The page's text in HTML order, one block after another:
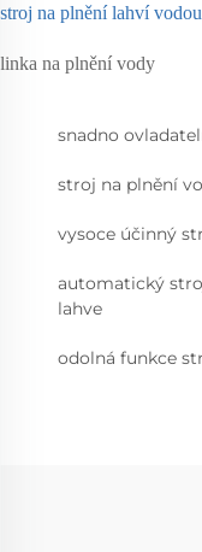
stroj na plnění lahví vodou
linka na plnění vody
snadno
stroj na plnění
vysoce účinný
automatický
lahve
odolná funkce